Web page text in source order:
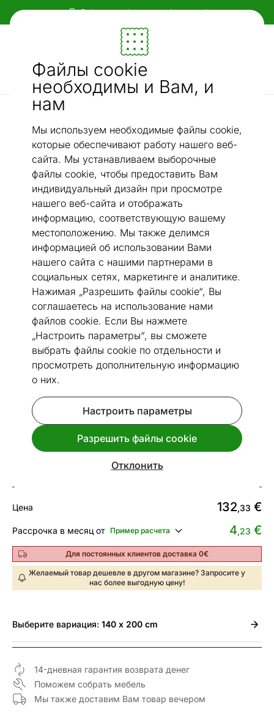
Файлы cookie
необходимы и Вам, и
нам
Мы используем необходимые файлы cookie,
которые обеспечивают работу нашего веб-
сайта. Мы устанавливаем выборочные
файлы cookie, чтобы предоставить Вам
индивидуальный дизайн при просмотре
нашего веб-сайта и отображать
информацию, соответствующую вашему
местоположению. Мы также делимся
информацией об использовании Вами
нашего сайта с нашими партнерами в
социальных сетях, маркетинге и аналитике.
Нажимая „Разрешить файлы cookie“, Вы
соглашаетесь на использование нами
файлов cookie. Если Вы нажмете
„Настроить параметры“, вы сможете
выбрать файлы cookie по отдельности и
просмотреть дополнительную информацию
о них.
Настроить параметры
Разрешить файлы cookie
Отклонить
Гибкие и удобные способы оплаты!
Мебель и убранство - ON24
Ищи...
Ковер Narma smartWeave® Kuma carbon 140x200 см
Перейти к слайду 1
Перейти к слайду 2
Перейти к слайду 3
Перейти к слайду 4
Перейти к слайду 5
Перейти к слайду 6
Перейти к слайду 7
Перейти к слайду 8
Перейти к
Посмотреть похожие
Сделано в Эстонии Быстрая доставка!
Ковер Narma smartWeave® Kuma
carbon 140x200 см
Код 422774
Срок доставки между 13.08 - 20.08
Цена 132,33 €
Рассрочка в месяц от Пример расчета 4,23 €
Для постоянных клиентов доставка 0€
Желаемый товар дешевле в другом магазине? Запросите у
нас более выгодную цену!
Выберите вариация: 140 x 200 cm
14-дневная гарантия возврата денег
Поможем собрать мебель
Мы также доставим Вам товар вечером